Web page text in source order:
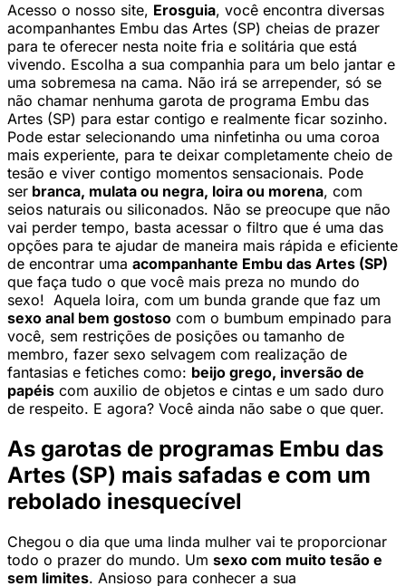
Acesso o nosso site, Erosguia, você encontra diversas
acompanhantes Embu das Artes (SP) cheias de prazer
para te oferecer nesta noite fria e solitária que está
vivendo. Escolha a sua companhia para um belo jantar e
uma sobremesa na cama. Não irá se arrepender, só se
não chamar nenhuma garota de programa Embu das
Artes (SP) para estar contigo e realmente ficar sozinho.
Pode estar selecionando uma ninfetinha ou uma coroa
mais experiente, para te deixar completamente cheio de
tesão e viver contigo momentos sensacionais. Pode
ser branca, mulata ou negra, loira ou morena, com
seios naturais ou siliconados. Não se preocupe que não
vai perder tempo, basta acessar o filtro que é uma das
opções para te ajudar de maneira mais rápida e eficiente
de encontrar uma acompanhante Embu das Artes (SP)
que faça tudo o que você mais preza no mundo do
sexo! Aquela loira, com um bunda grande que faz um
sexo anal bem gostoso com o bumbum empinado para
você, sem restrições de posições ou tamanho de
membro, fazer sexo selvagem com realização de
fantasias e fetiches como: beijo grego, inversão de
papéis com auxilio de objetos e cintas e um sado duro
de respeito. E agora? Você ainda não sabe o que quer.
As garotas de programas Embu das
Artes (SP) mais safadas e com um
rebolado inesquecível
Chegou o dia que uma linda mulher vai te proporcionar
todo o prazer do mundo. Um sexo com muito tesão e
sem limites. Ansioso para conhecer a sua